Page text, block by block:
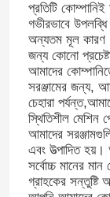
প্রতিটি
গভীরভাবে
অন্যতম মূল
জন্য কোনো
আমাদের
সরঞ্জামের জন্য,
চেহারা
স্থিতিশীল মেশিন
আমাদের
এবং উত্পাদিত
সর্বোচ্চ মানের মান
গ্রাহকের সন্তুষ্টি